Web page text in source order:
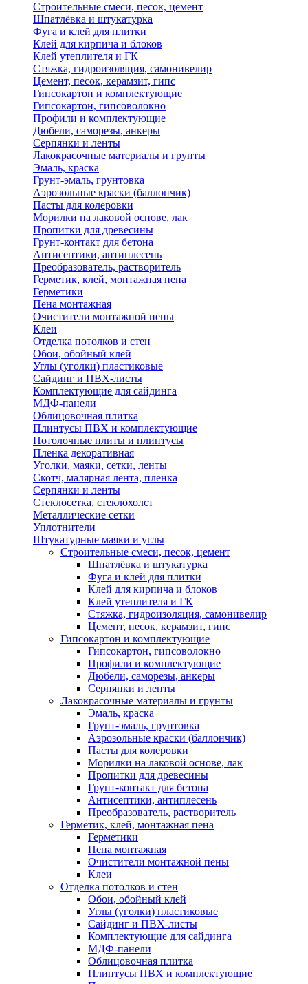
Строительные смеси, песок, цемент
Шпатлёвка и штукатурка
Фуга и клей для плитки
Клей для кирпича и блоков
Клей утеплителя и ГК
Стяжка, гидроизоляция, самонивелир
Цемент, песок, керамзит, гипс
Гипсокартон и комплектующие
Гипсокартон, гипсоволокно
Профили и комплектующие
Дюбели, саморезы, анкеры
Серпянки и ленты
Лакокрасочные материалы и грунты
Эмаль, краска
Грунт-эмаль, грунтовка
Аэрозольные краски (баллончик)
Пасты для колеровки
Морилки на лаковой основе, лак
Пропитки для древесины
Грунт-контакт для бетона
Антисептики, антиплесень
Преобразователь, растворитель
Герметик, клей, монтажная пена
Герметики
Пена монтажная
Очистители монтажной пены
Клеи
Отделка потолков и стен
Обои, обойный клей
Углы (уголки) пластиковые
Сайдинг и ПВХ-листы
Комплектующие для сайдинга
МДФ-панели
Облицовочная плитка
Плинтусы ПВХ и комплектующие
Потолочные плиты и плинтусы
Пленка декоративная
Уголки, маяки, сетки, ленты
Скотч, малярная лента, пленка
Серпянки и ленты
Стеклосетка, стеклохолст
Металлические сетки
Уплотнители
Штукатурные маяки и углы
Строительные смеси, песок, цемент
Шпатлёвка и штукатурка
Фуга и клей для плитки
Клей для кирпича и блоков
Клей утеплителя и ГК
Стяжка, гидроизоляция, самонивелир
Цемент, песок, керамзит, гипс
Гипсокартон и комплектующие
Гипсокартон, гипсоволокно
Профили и комплектующие
Дюбели, саморезы, анкеры
Серпянки и ленты
Лакокрасочные материалы и грунты
Эмаль, краска
Грунт-эмаль, грунтовка
Аэрозольные краски (баллончик)
Пасты для колеровки
Морилки на лаковой основе, лак
Пропитки для древесины
Грунт-контакт для бетона
Антисептики, антиплесень
Преобразователь, растворитель
Герметик, клей, монтажная пена
Герметики
Пена монтажная
Очистители монтажной пены
Клеи
Отделка потолков и стен
Обои, обойный клей
Углы (уголки) пластиковые
Сайдинг и ПВХ-листы
Комплектующие для сайдинга
МДФ-панели
Облицовочная плитка
Плинтусы ПВХ и комплектующие